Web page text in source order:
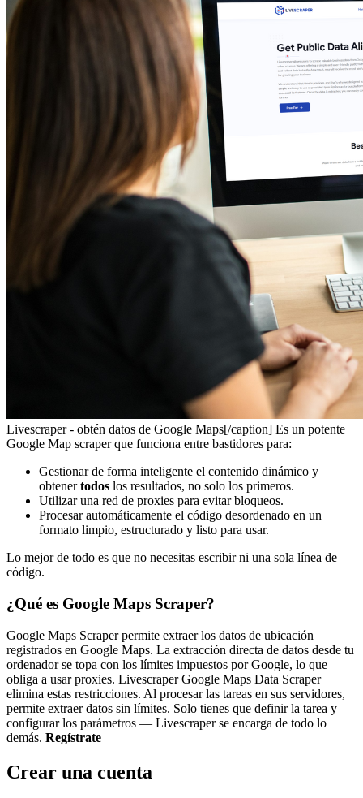
Livescraper - obtén datos de Google Maps[/caption] Es un potente
Google Map scraper que funciona entre bastidores para:
Gestionar de forma inteligente el contenido dinámico y
obtenertodos los resultados, no solo los primeros.
Utilizar una red de proxies para evitar bloqueos.
Procesar automáticamente el código desordenado en un
formato limpio, estructurado y listo para usar.
Lo mejor de todo es que no necesitas escribir ni una sola línea de
código.
¿Qué es Google Maps Scraper?
Google Maps Scraper permite extraer los datos de ubicación
registrados en Google Maps. La extracción directa de datos desde tu
ordenador se topa con los límites impuestos por Google, lo que
obliga a usar proxies. Livescraper Google Maps Data Scraper
elimina estas restricciones. Al procesar las tareas en sus servidores,
permite extraer datos sin límites. Solo tienes que definir la tarea y
configurar los parámetros — Livescraper se encarga de todo lo
demás. Regístrate
Crear una cuenta